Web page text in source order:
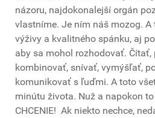
názoru, najdokonalejší orgán
vlastníme. Je ním náš mozog. A
výživy a kvalitného spánku, aj
aby sa mohol rozhodovať.
kombinovať, snívať, vymýšľať,
komunikovať s ľuďmi. A toto
minútu života. Nuž a napokon
CHCENIE! Ak niekto nechce,